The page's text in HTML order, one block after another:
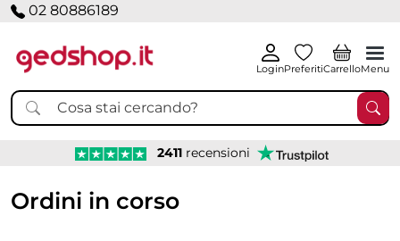
02 80886189
LoginPreferitiCarrelloMenu
2411 recensioni
Ordini in corso